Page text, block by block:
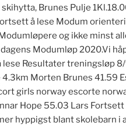
Brunes Pulje
å lese Modum
og ikke minst
Modumløp 2020.Vi
lese Resultater treningsløp
Morten Brunes 41.59
girls norway escorte
Hope 55.03 Lars Fortsett
hyppigst blant skolebarn i